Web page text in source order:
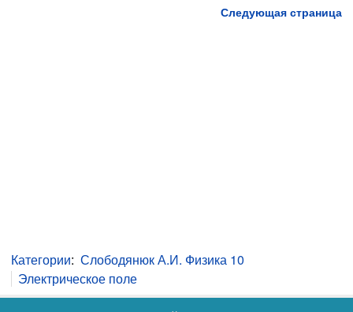
Следующая страница
Категории: Слободянюк А.И. Физика 10
Электрическое поле